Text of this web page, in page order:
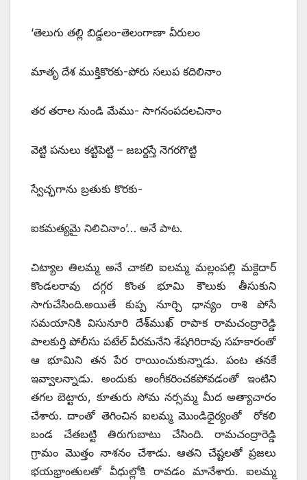
‘తెలుగు తల్లి బిడ్డలం-తెలంగాణా వీరులం
మాతృ దేశ ముక్తికొరకు-పోరు సలుప కదిలినాం
తర తరాల నుండి మేము- సాగనంపదలచినాం
వెట్టి పనులు కట్టిపెట్టి – జబర్దస్తే నెగరగొట్టి
స్వేచ్ఛగాను బ్రతుకు కొరకు-
ఐకమత్యమై నిలిచినాం’… అనే పాట.
చిట్యాల తిలమ్మ అనే చాకలి ఐలమ్మ మల్లంపల్లి మక్దెదార్‌
‌కొండలరావు దగ్గర కొంత భూమి కౌలుకు తీసుకుని
సాగుచేసింది.అయితే కుప్ప నూర్చి ధాన్యం రాశి పోసే
సమయానికి విసునూరి దేశ్‌ముఖ్‌ ‌రాపాక రామచంద్రారెడ్డి
పాలకుర్తి పోలీసు పటేల్‌ ‌వీరమనేని శేషగిరిరావు సహకారంతో
ఆ భూమిని తన పేర రాయించుకున్నాడు. పంట తనకే
ఇవ్వాలన్నాడు. అందుకు అంగీకరించకపోవడంతో ఇంటిని
తగల బెట్టారు, కూతురు సోమ నర్సమ్మ మీద అత్యాచారం
చేశారు. దాంతో తెగించిన ఐలమ్మ మొండిధైర్యంతో రోకలి
బండ చేతబట్టి తిరుగుబాటు చేసింది. రామచంద్రారెడ్డి
గ్రామం మొత్తం నాశనం చేశాడు. ఆతని చేష్టలతో ప్రజలు
భయభ్రాంతులతో వీధుల్లోకి రావడం మానేశారు. ఐలమ్మ